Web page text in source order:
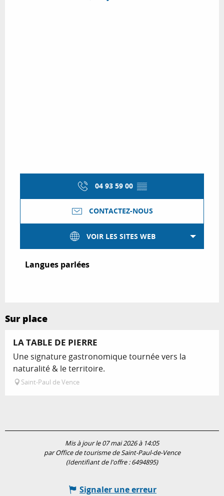
04 93 59 00 ▒▒
CONTACTEZ-NOUS
VOIR LES SITES WEB
Langues parlées
Langues parlées
Sur place
LA TABLE DE PIERRE
Une signature gastronomique tournée vers la
naturalité & le territoire.
Saint-Paul de Vence
Mis à jour le 07 mai 2026 à 14:05
par Office de tourisme de Saint-Paul-de-Vence
(Identifiant de l'offre :6494895)
Signaler une erreur